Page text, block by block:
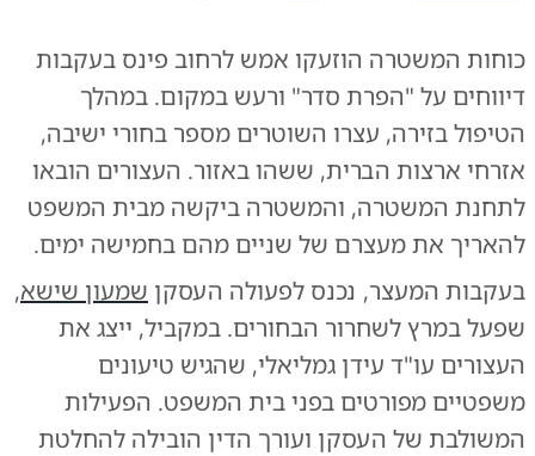
כוחות המשטרה הוזעקו אמש לרחוב פינס בעקבות
דיווחים על "הפרת סדר" ורעש במקום. במהלך
הטיפול בזירה, עצרו השוטרים מספר בחורי ישיבה,
אזרחי ארצות הברית, ששהו באזור. העצורים הובאו
לתחנת המשטרה, והמשטרה ביקשה מבית המשפט
להאריך את מעצרם של שניים מהם בחמישה ימים.
בעקבות המעצר, נכנס לפעולה העסקן שמעון שישא,
שפעל במרץ לשחרור הבחורים. במקביל, ייצג את
העצורים עו"ד עידן גמליאלי, שהגיש טיעונים
משפטיים מפורטים בפני בית המשפט. הפעילות
המשולבת של העסקן ועורך הדין הובילה להחלטת